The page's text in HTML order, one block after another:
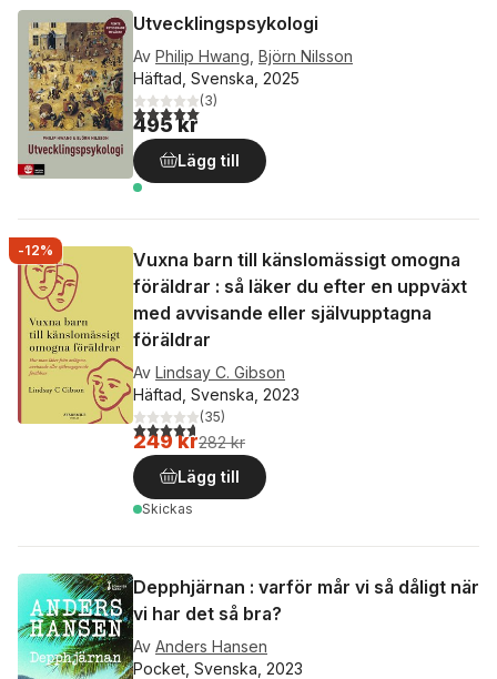
Utvecklingspsykologi
Av Philip Hwang Björn Nilsson
Häftad, Svenska, 2025
5,0utav 5 stjärnor. Totalt antal röster:
(3)
495 kr
Lägg till
-12%
Vuxna barn till känslomässigt omogna
föräldrar : så läker du efter en uppväxt
med avvisande eller självupptagna
föräldrar
Av Lindsay C. Gibson
Häftad, Svenska, 2023
4,7utav 5 stjärnor. Totalt antal röster:
(35)
249 kr282 kr
Lägg till
Skickas
Depphjärnan : varför mår vi så dåligt när
vi har det så bra?
Av Anders Hansen
Pocket, Svenska, 2023